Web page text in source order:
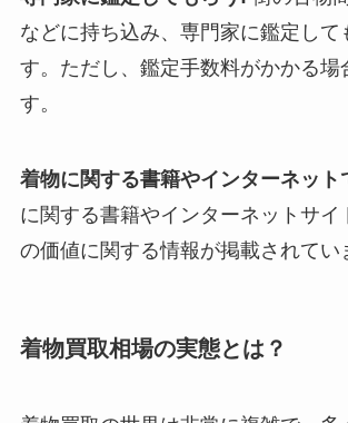
などに持ち込み、専門家に鑑定して
す。ただし、鑑定手数料がかかる場
す。
着物に関する書籍やインターネット
に関する書籍やインターネットサイ
の価値に関する情報が掲載されてい
着物買取相場の実態とは？